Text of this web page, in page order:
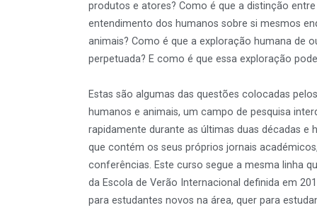
produtos e atores? Como é que a distinção
entendimento dos humanos sobre si mesmos
animais? Como é que a exploração humana de
perpetuada? E como é que essa exploração
Estas são algumas das questões colocadas
humanos e animais, um campo de pesquisa
rapidamente durante as últimas duas décadas e
que contém os seus próprios jornais
conferências. Este curso segue a mesma linha
da Escola de Verão Internacional definida em
para estudantes novos na área, quer para